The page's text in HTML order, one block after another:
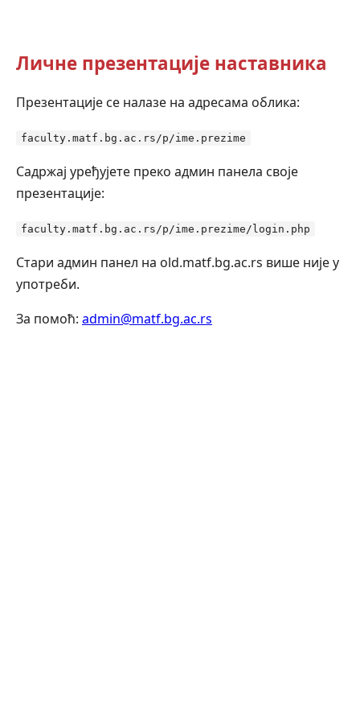
Личне презентације наставника
Презентације се налазе на адресама облика:
faculty.matf.bg.ac.rs/p/ime.prezime
Садржај уређујете преко админ панела своје
презентације:
faculty.matf.bg.ac.rs/p/ime.prezime/login.php
Стари админ панел на old.matf.bg.ac.rs више није у
употреби.
За помоћ: admin@matf.bg.ac.rs